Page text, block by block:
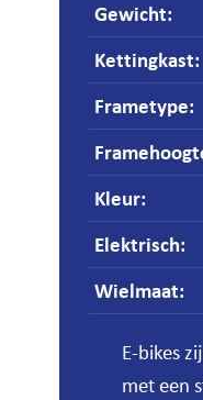
Gewicht:
Kettingkast:
Frametype:
Kleur:
Elektrisch:
Wielmaat:
E-bikes
met een